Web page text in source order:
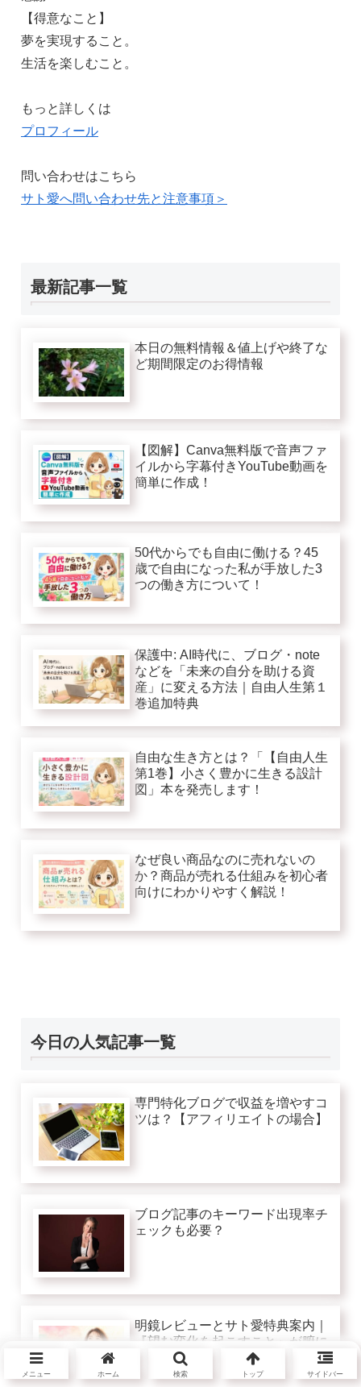
【得意なこと】
夢を実現すること。
生活を楽しむこと。
もっと詳しくは
プロフィール
問い合わせはこちら
サト愛へ問い合わせ先と注意事項＞
最新記事一覧
本日の無料情報＆値上げや終了な
ど期間限定のお得情報
【図解】Canva無料版で音声ファ
イルから字幕付きYouTube動画を
簡単に作成！
50代からでも自由に働ける？45
歳で自由になった私が手放した3
つの働き方について！
保護中: AI時代に、ブログ・note
などを「未来の自分を助ける資
産」に変える方法｜自由人生第１
巻追加特典
自由な生き方とは？「【自由人生
第1巻】小さく豊かに生きる設計
図」本を発売します！
なぜ良い商品なのに売れないの
か？商品が売れる仕組みを初心者
向けにわかりやすく解説！
今日の人気記事一覧
専門特化ブログで収益を増やすコ
ツは？【アフィリエイトの場合】
ブログ記事のキーワード出現率チ
ェックも必要？
明鏡レビューとサト愛特典案内｜
『望む変化を起こすこと』が腑に
落ちた話
メニュー ホーム 検索 トップ サイドバー